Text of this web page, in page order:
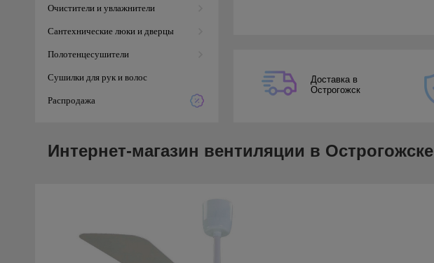
Очистители и увлажнители
Сантехнические люки и дверцы
Полотенцесушители
Сушилки для рук и волос
Распродажа
Доставка в
Острогожск
Интернет-магазин вентиляции в Острогожске